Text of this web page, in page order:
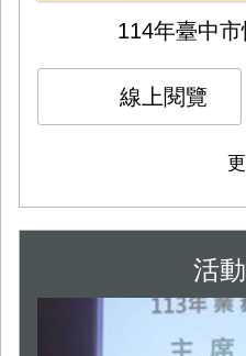
114年臺中
線上閱覽
活